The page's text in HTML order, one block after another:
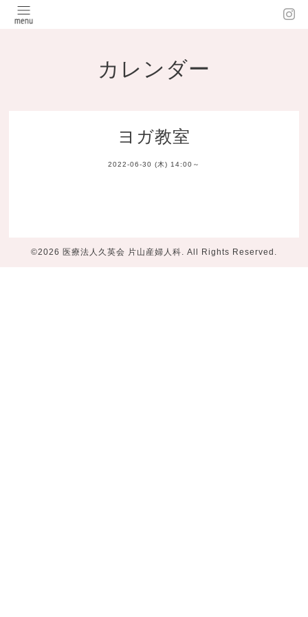
カレンダー
ヨガ教室
2022-06-30 (木) 14:00～
©2026 医療法人久英会 片山産婦人科. All Rights Reserved.